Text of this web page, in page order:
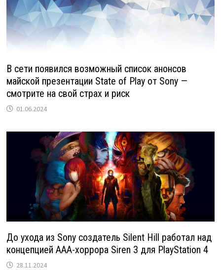
В сети появился возможный список анонсов
майской презентации State of Play от Sony —
смотрите на свой страх и риск
01.06.2024
До ухода из Sony создатель Silent Hill работал над
концепцией ААА-хоррора Siren 3 для PlayStation 4
28.11.2024